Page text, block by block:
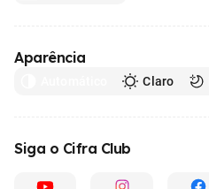
Aparência
Claro
Siga o Cifra Club